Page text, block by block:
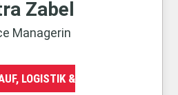
Zabel
Managerin
LOGISTIK &